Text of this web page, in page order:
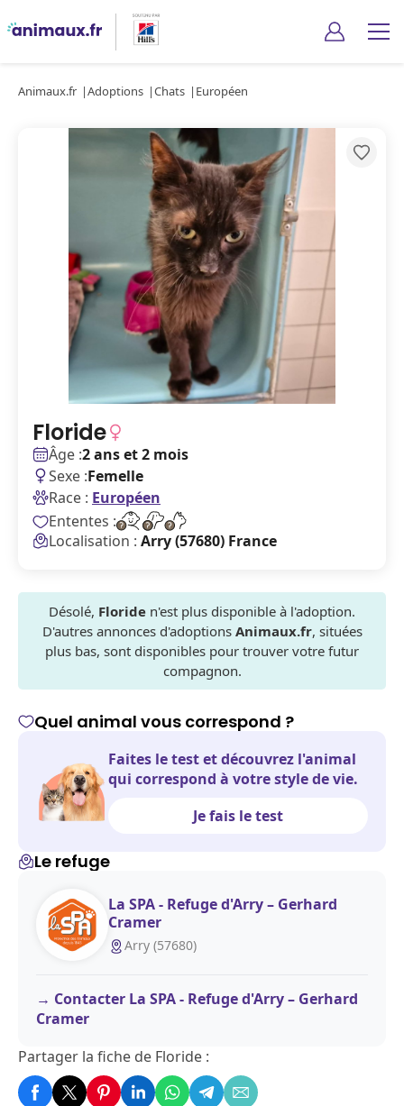
Animaux.fr Adoptions Chats Européen
Floride
Âge :2 ans et 2 mois
Sexe :Femelle
Race : Européen
Ententes :
Localisation : Arry (57680) France
Désolé, Floride n'est plus disponible à l'adoption.
D'autres annonces d'adoptions Animaux.fr, situées
plus bas, sont disponibles pour trouver votre futur
compagnon.
Quel animal vous correspond ?
Faites le test et découvrez l'animal
qui correspond à votre style de vie.
Je fais le test
Le refuge
La SPA - Refuge d'Arry – Gerhard
Cramer
Arry (57680)
Contacter La SPA - Refuge d'Arry – Gerhard
Cramer
Partager la fiche de Floride :